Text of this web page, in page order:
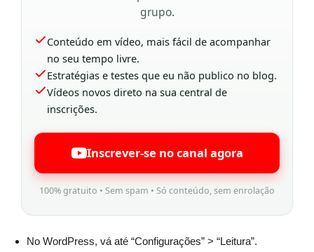
grupo.
Conteúdo em vídeo, mais fácil de acompanhar
no seu tempo livre.
Estratégias e testes que eu não publico no blog.
Vídeos novos direto na sua central de
inscrições.
Inscrever-se no canal agora
100% gratuito • Sem spam • Só conteúdo, sem enrolação
No WordPress, vá até “Configurações” > “Leitura”.